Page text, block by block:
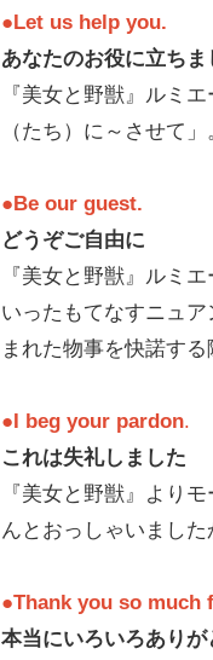
●Let us help you.
あなたのお役に立ちま
『美女と野獣』ルミ
（たち）に～させて
●Be our guest.
どうぞご自由に
『美女と野獣』ルミ
いったもてなすニュ
まれた物事を快諾する
●I beg your pardon.
これは失礼しました
『美女と野獣』より
んとおっしゃいました
●Thank you so much
本当にいろいろありが